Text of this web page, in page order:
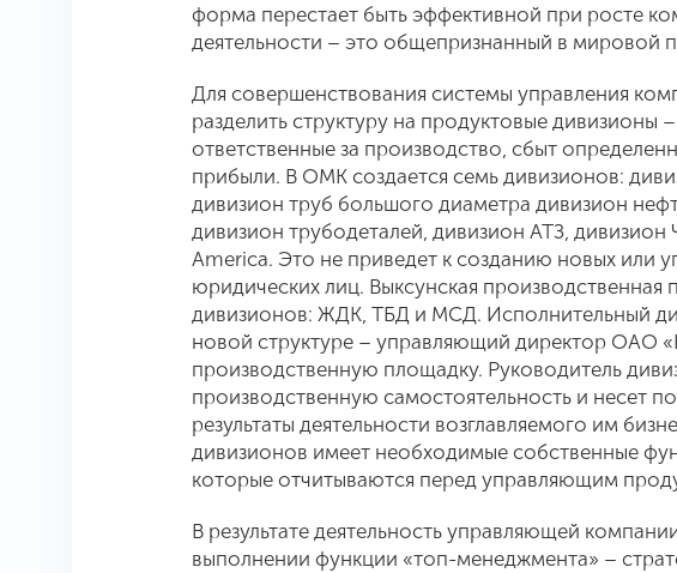
форма перестает быть эффективной при росте
деятельности – это общепризнанный в мировой
Для совершенствования системы управления
разделить структуру на продуктовые дивизионы
ответственные за производство, сбыт
прибыли. В ОМК создается семь дивизионов:
дивизион труб большого диаметра дивизион
дивизион трубодеталей, дивизион АТЗ,
America. Это не приведет к созданию новых или
юридических лиц. Выксунская
дивизионов: ЖДК, ТБД и МСД. Исполнительный
новой структуре – управляющий директор ОАО
производственную площадку. Руководитель
производственную самостоятельность и несет
результаты деятельности возглавляемого им
дивизионов имеет необходимые собственные
которые отчитываются перед управляющим
В результате деятельность управляющей
выполнении функции «топ-менеджмента» –